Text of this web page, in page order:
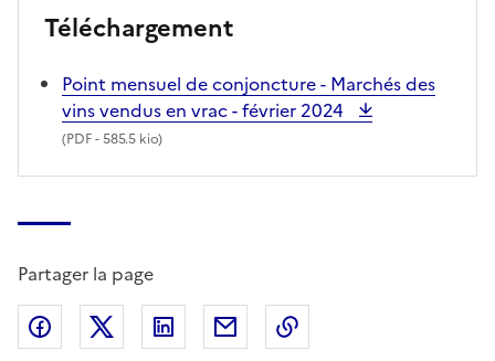
Téléchargement
Point mensuel de conjoncture - Marchés des
vins vendus en vrac - février 2024
(PDF- 585.5 kio)
Partager la page
Partager sur Facebook
Partager sur X (anciennement Twitter)
Partager sur LinkedIn
Partager par email